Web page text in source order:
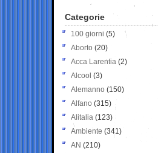
Categorie
100 giorni (5)
Aborto (20)
Acca Larentia (2)
Alcool (3)
Alemanno (150)
Alfano (315)
Alitalia (123)
Ambiente (341)
AN (210)